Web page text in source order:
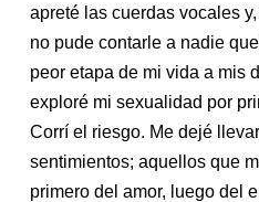
apreté las cuerdas vocales
no pude contarle a nadie
peor etapa de mi vida a mis
exploré mi sexualidad por
Corrí el riesgo. Me dejé
sentimientos; aquellos que
primero del amor, luego del